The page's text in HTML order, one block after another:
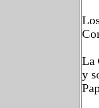
La
y